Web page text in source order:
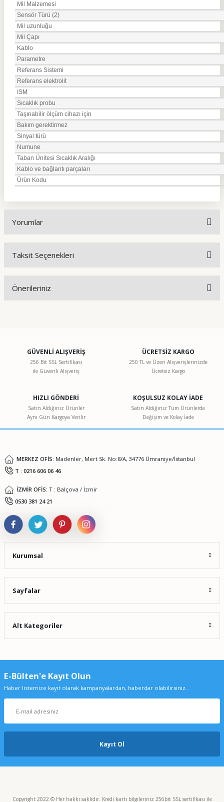
Mil Malzemesi
Sensör Türü (2)
Mil uzunluğu
Mil Çapı
Kablo
Parametre
Referans Sistemi
Referans elektrolit
ISM
Sıcaklık probu
Taşınabilir ölçüm cihazı için
Bakım gerektirmez
Sinyal türü
Numune
Taban Ünitesi Sıcaklık Aralığı
Kablo ve bağlantı parçaları
Ürün Kodu
Yorumlar
Taksit Seçenekleri
Önerileriniz
Görüş ve önerileriniz için teşekkür ederiz.
Ürün resmi kalitesiz, bozuk veya görüntülenemiyor.
Ürün bilgilerinde hatalar bulunuyor.
Ürün fiyatı diğer sitelerden daha pahalı.
GÜVENLİ ALIŞVERİŞ
256 Bit SSL Sertifikası
ile Güvenli Alışveriş
ÜCRETSİZ KARGO
250 TL ve Üzeri Alışverişlerinizde
Ücretsiz Kargo
HIZLI GÖNDERİ
Satın Aldığınız Ürünler
Aynı Gün Kargoya Verilir
KOŞULSUZ KOLAY İADE
Satın Aldığınız Tüm Ürünlerde
Değişim ve Kolay İade
MERKEZ OFİS: Madenler, Mert Sk. No:8/A, 34776 Ümraniye/İstanbul
T : 0216 606 06 46
İZMİR OFİS: T : Balçova / İzmir
0530 381 24 21
Kurumsal
Sayfalar
Alt Kategoriler
E-Bülten'e Kayıt Olun
Haber listemize kayıt olarak kampanyalardan, haberdar olabilirsiniz.
Kayıt Ol
Copyright 2022 © Her hakkı saklıdır. Kredi kartı bilgileriniz 256bit SSL sertifikası ile